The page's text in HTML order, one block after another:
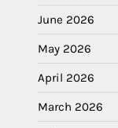
June 2026
May 2026
April 2026
March 2026